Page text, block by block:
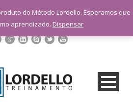
11 9 1398-3091
do Método Lordello. Esperamos que
aprendizado. Dispensar